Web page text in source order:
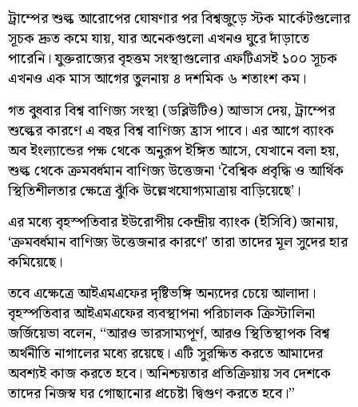
ট্রাম্পের শুল্ক আরোপের ঘোষণার পর বিশ্বজুড়ে স্টক মার্কেটগুলোর
সূচক দ্রুত কমে যায়, যার অনেকগুলো এখনও ঘুরে দাঁড়াতে
পারেনি। যুক্তরাজ্যের বৃহত্তম সংস্থাগুলোর এফটিএসই ১০০ সূচক
এখনও এক মাস আগের তুলনায় ৪ দশমিক ৬ শতাংশ কম।
গত বুধবার বিশ্ব বাণিজ্য সংস্থা (ডব্লিউটিও) আভাস দেয়, ট্রাম্পের
শুল্কের কারণে এ বছর বিশ্ব বাণিজ্য হ্রাস পাবে। এর আগে ব্যাংক
অব ইংল্যান্ডের পক্ষ থেকে অনুরূপ ইঙ্গিত আসে, যেখানে বলা হয়,
শুল্ক থেকে ক্রমবর্ধমান বাণিজ্য উত্তেজনা ‘বৈশ্বিক প্রবৃদ্ধি ও আর্থিক
স্থিতিশীলতার ক্ষেত্রে ঝুঁকি উল্লেখযোগ্যমাত্রায় বাড়িয়েছে’।
এর মধ্যে বৃহস্পতিবার ইউরোপীয় কেন্দ্রীয় ব্যাংক (ইসিবি) জানায়,
‘ক্রমবর্ধমান বাণিজ্য উত্তেজনার কারণে’ তারা তাদের মূল সুদের হার
কমিয়েছে।
তবে এক্ষেত্রে আইএমএফের দৃষ্টিভঙ্গি অন্যদের চেয়ে আলাদা।
বৃহস্পতিবার আইএমএফের ব্যবস্থাপনা পরিচালক ক্রিস্টালিনা
জর্জিয়েভা বলেন, “আরও ভারসাম্যপূর্ণ, আরও স্থিতিস্থাপক বিশ্ব
অর্থনীতি নাগালের মধ্যে রয়েছে। এটি সুরক্ষিত করতে আমাদের
অবশ্যই কাজ করতে হবে। অনিশ্চয়তার প্রতিক্রিয়ায় সব দেশকে
তাদের নিজস্ব ঘর গোছানোর প্রচেষ্টা দ্বিগুণ করতে হবে।”